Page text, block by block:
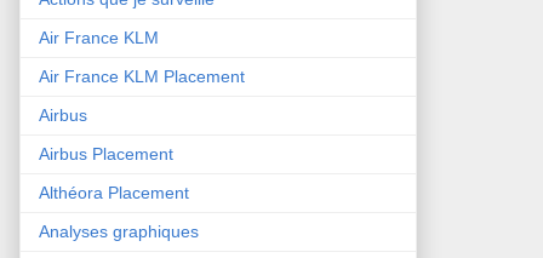
Air France KLM
Air France KLM Placement
Airbus
Airbus Placement
Althéora Placement
Analyses graphiques